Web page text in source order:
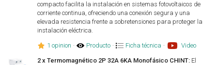
compacto facilita la instalación en sistemas fotovoltaicos de
corriente continua, ofreciendo una conexión segura y una
elevada resistencia frente a sobretensiones para proteger la
instalación eléctrica.
1 opinion · Producto · Ficha técnica · Video
2 x Termomagnético 2P 32A 6KA Monofásico CHINT: El